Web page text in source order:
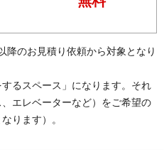
降のお見積り依頼から対象となり
るスペース」になります。それ
エレベーターなど）をご希望の
ります）。